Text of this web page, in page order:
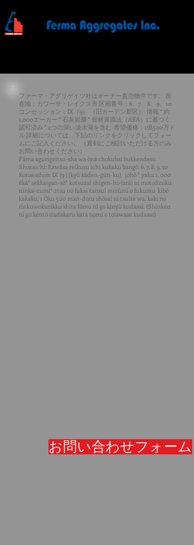
ファーマ・アグリゲイツ社はオーナー直売物件です。 所
在地：カワーサ・レイクス市 区画番号：6、7、8、9、10
コンセッション：IX（9） （旧カーデン郡区） ​ ​情報 ​* 約
1,000エーカー * 石灰岩層 * 骨材資源法（ARA）に基づく
認可済み * 2つの深い淡水湖を含む ​ 希望価格：1億500万ド
ル 詳細については、下記のリンクをクリックしてフォー
ムにご記入ください。 （真剣にご検討いただける方のみ
お問い合わせください）
Fāma agurigeitsu-sha wa ōnā chokubai bukkendesu.
Shozaichi: Kawāsa reikusu ichi kukaku bangō: 6, 7, 8, 9, 10
Konsesshon: IX (9 ) (kyū kāden-gun-ku) ​ ​ jōhō ​* yaku 1, 000
ēkā* sekkaigan-sō* kotsuzai shigen-hō (arā) ni motodzuku
ninka-zumi* 2tsu no fukai tansui mizūmi o fukumu ​ kibō
kakaku: 1 Oku 500 man-doru shōsai ni tsuite wa, kaki no
rinkuwokurikku shite fōmu ni go kinyū kudasai. (Shinken
ni go kentō itadakeru kata nomi o toiawase kudasai)
お問い合わせフォーム